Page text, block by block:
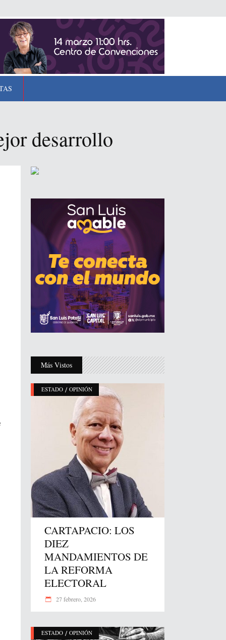
desarrollo
Más Vistos
ESTADO / OPINIÓN
CARTAPACIO: LOS
DIEZ
MANDAMIENTOS DE
LA REFORMA
ELECTORAL
27 febrero, 2026
ESTADO / OPINIÓN